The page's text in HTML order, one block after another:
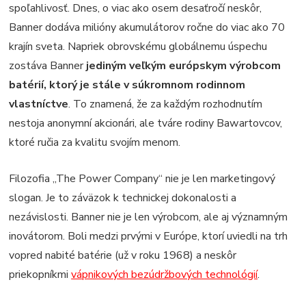
spoľahlivosť. Dnes, o viac ako osem desaťročí neskôr,
Banner dodáva milióny akumulátorov ročne do viac ako 70
krajín sveta. Napriek obrovskému globálnemu úspechu
zostáva Bannerjediným veľkým európskym výrobcom
batérií, ktorý je stále v súkromnom rodinnom
vlastníctve. To znamená, že za každým rozhodnutím
nestoja anonymní akcionári, ale tváre rodiny Bawartovcov,
ktoré ručia za kvalitu svojím menom.
Filozofia „The Power Company“ nie je len marketingový
slogan. Je to záväzok k technickej dokonalosti a
nezávislosti. Banner nie je len výrobcom, ale aj významným
inovátorom. Boli medzi prvými v Európe, ktorí uviedli na trh
vopred nabité batérie (už v roku 1968) a neskôr
priekopníkmivápnikových bezúdržbových technológií.